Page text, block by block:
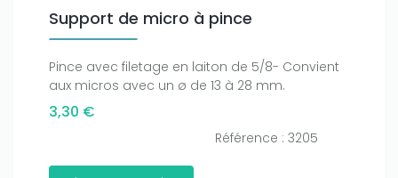
Support de micro à pince
Pince avec filetage en laiton de 5/8- Convient
aux micros avec un ø de 13 à 28 mm.
3,30 €
Référence : 3205